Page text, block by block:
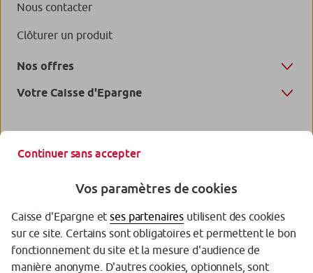
Nous contacter
Clôturer un produit
Nos offres
Votre Caisse d'Epargne
Continuer sans accepter
Vos paramètres de cookies
Caisse d'Epargne etses partenaires utilisent des cookies
sur ce site. Certains sont obligatoires et permettent le bon
fonctionnement du site et la mesure d'audience de
manière anonyme. D'autres cookies, optionnels, sont